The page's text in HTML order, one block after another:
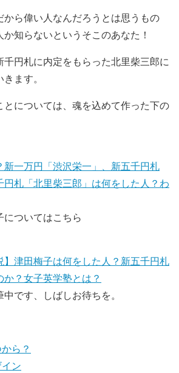
から偉い人なんだろうとは思うもの
知らないというそこのあなた！
円札に内定をもらった北里柴三郎に
ます。
とについては、魂を込めて作った下の
新一万円「渋沢栄一」、新五千円札
円札「北里柴三郎」は何をした人？わ
についてはこちら
】津田梅子は何をした人？新五千円札
？女子英学塾とは？
です、しばしお待ちを。
ら？
ン